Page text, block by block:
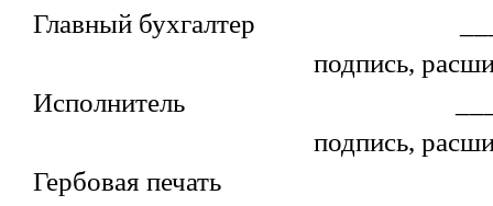
Главный бухгалтер
подпись,
Исполнитель
подпись,
Гербовая печать